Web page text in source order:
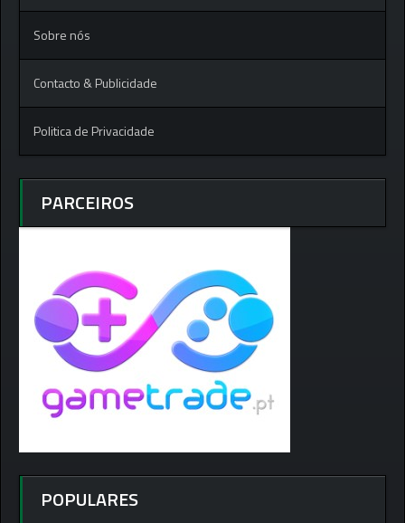
Sobre nós
Contacto & Publicidade
Politica de Privacidade
PARCEIROS
POPULARES